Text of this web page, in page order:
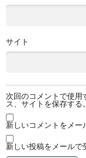
サイト
次回のコメントで使用
ス、サイトを保存する。
新しいコメントをメー
新しい投稿をメールで